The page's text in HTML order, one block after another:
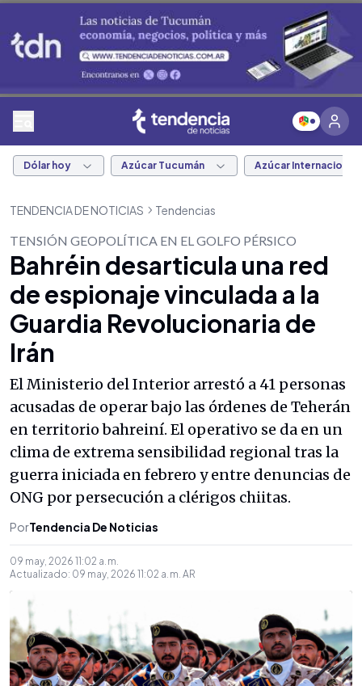
Dólar hoy Azúcar Tucumán Azúcar Internacional
TENDENCIA DE NOTICIAS Tendencias
TENSIÓN GEOPOLÍTICA EN EL GOLFO PÉRSICO
Bahréin desarticula una red
de espionaje vinculada a la
Guardia Revolucionaria de
Irán
El Ministerio del Interior arrestó a 41 personas
acusadas de operar bajo las órdenes de Teherán
en territorio bahreiní. El operativo se da en un
clima de extrema sensibilidad regional tras la
guerra iniciada en febrero y entre denuncias de
ONG por persecución a clérigos chiitas.
PorTendencia De Noticias
09 may, 2026 11:02 a. m.
Actualizado: 09 may, 2026 11:02 a. m. AR